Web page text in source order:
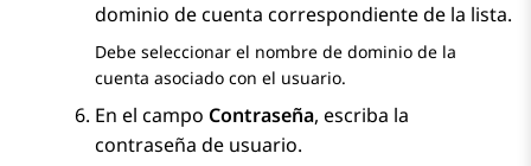
dominio de cuenta correspondiente de la lista.
Debe seleccionar el nombre de dominio de la
cuenta asociado con el usuario.
En el campo Contraseña, escriba la
contraseña de usuario.